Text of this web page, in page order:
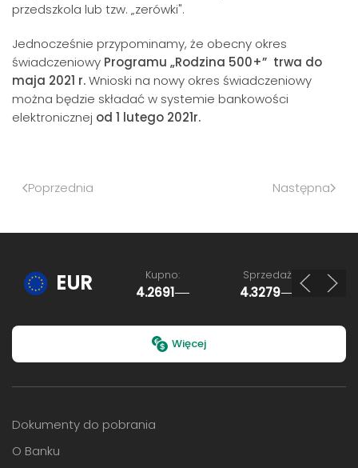
przedszkola lub tzw. „zerówki".
Jednocześnie przypominamy, że obecny okres
świadczeniowy Programu „Rodzina 500+” trwa do
maja 2021 r.Wnioski na nowy okres świadczeniowy
można będzie składać w systemie bankowości
elektronicznej od 1 lutego 2021r.
Poprzednia Następna
EUR Kupno:
4.2691
Sprzedaż:
4.3279
Więcej
Dokumenty do pobrania
O Banku